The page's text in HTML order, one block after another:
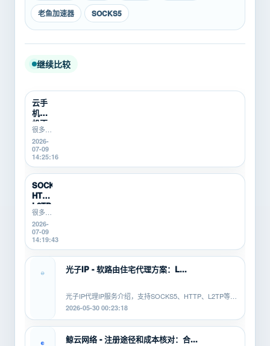
老鱼加速器
SOCKS5
继续比较
云手
机挂
机不
稳定
怎么
办？
游戏
搬砖
新
手...
很多游
戏搬
砖、游
戏打金
新手在
使用云
手机挂
机时，
会遇到
掉线、
卡顿、
登录异
常、运
等问
文从...
2026-
07-09
14:25:16
SOCKS5、
HTTP、
L2TP/P...
很多游
戏搬
砖、游
戏打
金、多
开挂机
手，不
L2TP/PPTP
有什...
2026-
07-09
14:19:43
光子IP - 软路由住宅代理方案：L...
光子IP代理IP服务介绍，支持SOCKS5、HTTP、L2TP等协
议，适配安卓、PC、软路由等平...
2026-05-30 00:23:18
鲸云网络 - 注册途径和成本核对：合...